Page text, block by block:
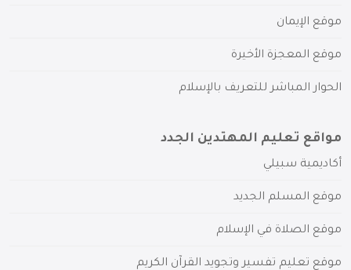
موقع الإيمان
موقع المعجزة الأخيرة
الحوار المباشر للتعريف بالإسلام
مواقع تعليم المهتدين الجدد
أكاديمية سبيلي
موقع المسلم الجديد
موقع الصلاة في الإسلام
موقع تعليم تفسير وتجويد القرآن الكريم